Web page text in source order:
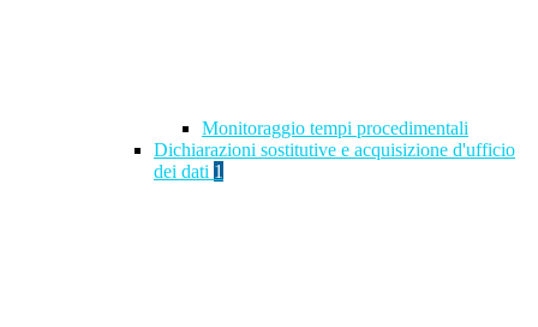
Monitoraggio tempi procedimentali
Dichiarazioni sostitutive e acquisizione d'ufficio
dei dati 1